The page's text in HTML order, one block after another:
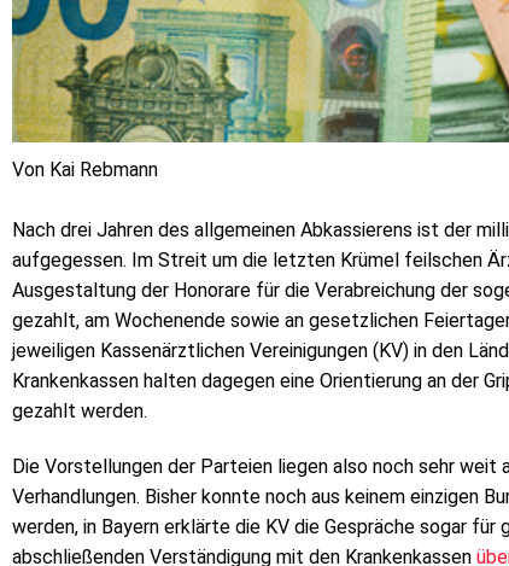
Von Kai Rebmann
Nach drei Jahren des allgemeinen Abkassierens ist der
aufgegessen. Im Streit um die letzten Krümel feilschen
Ausgestaltung der Honorare für die Verabreichung der
gezahlt, am Wochenende sowie an gesetzlichen
jeweiligen Kassenärztlichen Vereinigungen (KV) in den
Krankenkassen halten dagegen eine Orientierung an der
gezahlt werden.
Die Vorstellungen der Parteien liegen also noch sehr weit
Verhandlungen. Bisher konnte noch aus keinem einzigen
werden, in Bayern erklärte die KV die Gespräche sogar
abschließenden Verständigung mit den Krankenkassen